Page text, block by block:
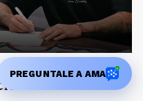
refuerzo de
de Coudet
PREGUNTALE A AMA